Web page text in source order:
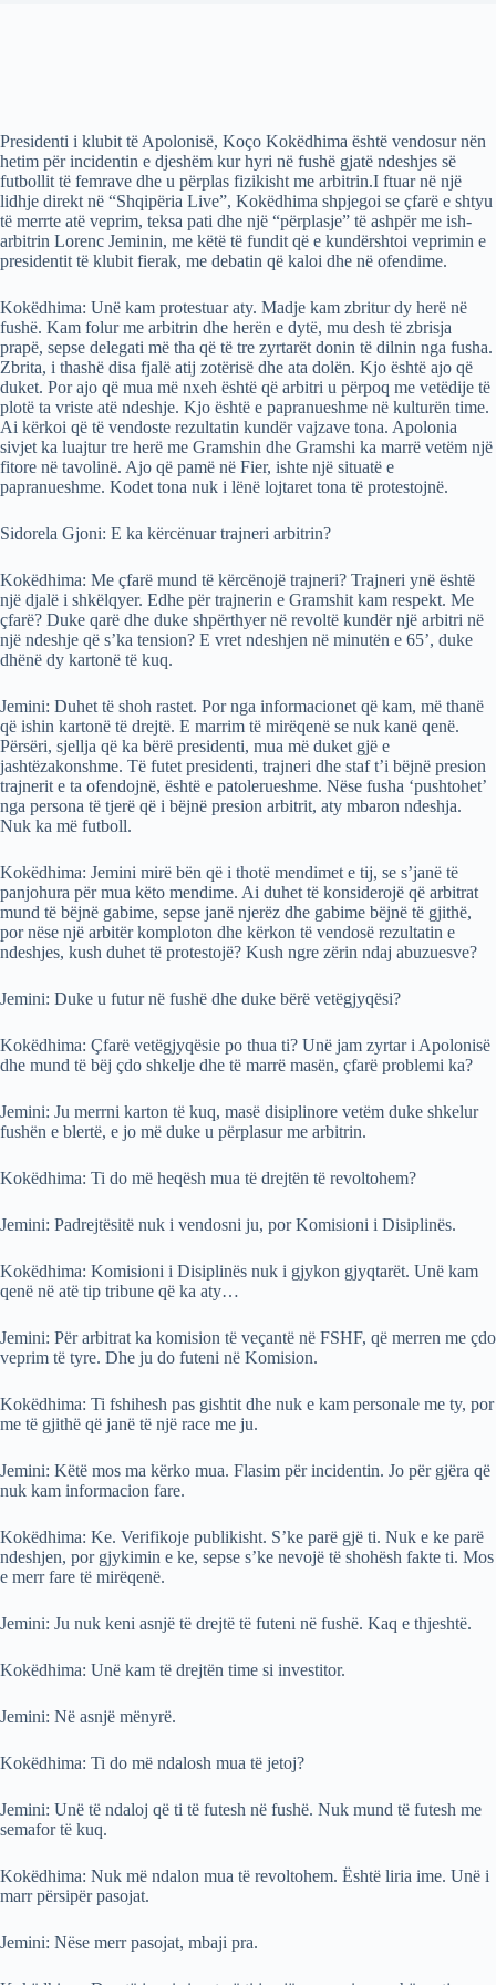
Presidenti i klubit të Apolonisë, Koço Kokëdhima është vendosur nën
hetim për incidentin e djeshëm kur hyri në fushë gjatë ndeshjes së
futbollit të femrave dhe u përplas fizikisht me arbitrin.I ftuar në një
lidhje direkt në “Shqipëria Live”, Kokëdhima shpjegoi se çfarë e shtyu
të merrte atë veprim, teksa pati dhe një “përplasje” të ashpër me ish-
arbitrin Lorenc Jeminin, me këtë të fundit që e kundërshtoi veprimin e
presidentit të klubit fierak, me debatin që kaloi dhe në ofendime.
Kokëdhima: Unë kam protestuar aty. Madje kam zbritur dy herë në
fushë. Kam folur me arbitrin dhe herën e dytë, mu desh të zbrisja
prapë, sepse delegati më tha që të tre zyrtarët donin të dilnin nga fusha.
Zbrita, i thashë disa fjalë atij zotërisë dhe ata dolën. Kjo është ajo që
duket. Por ajo që mua më nxeh është që arbitri u përpoq me vetëdije të
plotë ta vriste atë ndeshje. Kjo është e papranueshme në kulturën time.
Ai kërkoi që të vendoste rezultatin kundër vajzave tona. Apolonia
sivjet ka luajtur tre herë me Gramshin dhe Gramshi ka marrë vetëm një
fitore në tavolinë. Ajo që pamë në Fier, ishte një situatë e
papranueshme. Kodet tona nuk i lënë lojtaret tona të protestojnë.
Sidorela Gjoni: E ka kërcënuar trajneri arbitrin?
Kokëdhima: Me çfarë mund të kërcënojë trajneri? Trajneri ynë është
një djalë i shkëlqyer. Edhe për trajnerin e Gramshit kam respekt. Me
çfarë? Duke qarë dhe duke shpërthyer në revoltë kundër një arbitri në
një ndeshje që s’ka tension? E vret ndeshjen në minutën e 65’, duke
dhënë dy kartonë të kuq.
Jemini: Duhet të shoh rastet. Por nga informacionet që kam, më thanë
që ishin kartonë të drejtë. E marrim të mirëqenë se nuk kanë qenë.
Përsëri, sjellja që ka bërë presidenti, mua më duket gjë e
jashtëzakonshme. Të futet presidenti, trajneri dhe staf t’i bëjnë presion
trajnerit e ta ofendojnë, është e patolerueshme. Nëse fusha ‘pushtohet’
nga persona të tjerë që i bëjnë presion arbitrit, aty mbaron ndeshja.
Nuk ka më futboll.
Kokëdhima: Jemini mirë bën që i thotë mendimet e tij, se s’janë të
panjohura për mua këto mendime. Ai duhet të konsiderojë që arbitrat
mund të bëjnë gabime, sepse janë njerëz dhe gabime bëjnë të gjithë,
por nëse një arbitër komploton dhe kërkon të vendosë rezultatin e
ndeshjes, kush duhet të protestojë? Kush ngre zërin ndaj abuzuesve?
Jemini: Duke u futur në fushë dhe duke bërë vetëgjyqësi?
Kokëdhima: Çfarë vetëgjyqësie po thua ti? Unë jam zyrtar i Apolonisë
dhe mund të bëj çdo shkelje dhe të marrë masën, çfarë problemi ka?
Jemini: Ju merrni karton të kuq, masë disiplinore vetëm duke shkelur
fushën e blertë, e jo më duke u përplasur me arbitrin.
Kokëdhima: Ti do më heqësh mua të drejtën të revoltohem?
Jemini: Padrejtësitë nuk i vendosni ju, por Komisioni i Disiplinës.
Kokëdhima: Komisioni i Disiplinës nuk i gjykon gjyqtarët. Unë kam
qenë në atë tip tribune që ka aty…
Jemini: Për arbitrat ka komision të veçantë në FSHF, që merren me çdo
veprim të tyre. Dhe ju do futeni në Komision.
Kokëdhima: Ti fshihesh pas gishtit dhe nuk e kam personale me ty, por
me të gjithë që janë të një race me ju.
Jemini: Këtë mos ma kërko mua. Flasim për incidentin. Jo për gjëra që
nuk kam informacion fare.
Kokëdhima: Ke. Verifikoje publikisht. S’ke parë gjë ti. Nuk e ke parë
ndeshjen, por gjykimin e ke, sepse s’ke nevojë të shohësh fakte ti. Mos
e merr fare të mirëqenë.
Jemini: Ju nuk keni asnjë të drejtë të futeni në fushë. Kaq e thjeshtë.
Kokëdhima: Unë kam të drejtën time si investitor.
Jemini: Në asnjë mënyrë.
Kokëdhima: Ti do më ndalosh mua të jetoj?
Jemini: Unë të ndaloj që ti të futesh në fushë. Nuk mund të futesh me
semafor të kuq.
Kokëdhima: Nuk më ndalon mua të revoltohem. Është liria ime. Unë i
marr përsipër pasojat.
Jemini: Nëse merr pasojat, mbaji pra.